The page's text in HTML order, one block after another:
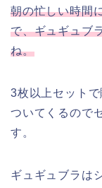
朝の忙しい時間
で、ギュギュブ
ね。
3枚以上セット
ついてくるので
す。
ギュギュブラは